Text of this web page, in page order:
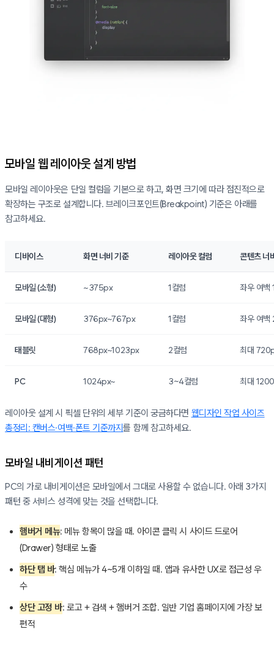
모바일 웹 레이아웃 설계 방법
모바일 레이아웃은 단일 컬럼을 기본으로 하고, 화면 크기에 따라 점진적으로
확장하는 구조로 설계합니다. 브레이크포인트(Breakpoint) 기준은 아래를
참고하세요.
디바이스 화면 너비 기준 레이아웃 컬럼 콘텐츠 너
모바일 (소형) ~375px 1컬럼 좌우 여백
모바일 (대형) 376px~767px 1컬럼 좌우 여
태블릿 768px~1023px 2컬럼 최대
PC 1024px~ 3~4컬럼 최대
레이아웃 설계 시 픽셀 단위의 세부 기준이 궁금하다면 웹디자인 작업 사이즈
총정리: 캔버스·여백·폰트 기준까지를 함께 참고하세요.
모바일 내비게이션 패턴
PC의 가로 내비게이션은 모바일에서 그대로 사용할 수 없습니다. 아래 3가지
패턴 중 서비스 성격에 맞는 것을 선택합니다.
햄버거 메뉴: 메뉴 항목이 많을 때. 아이콘 클릭 시 사이드 드로어
(Drawer) 형태로 노출
하단 탭 바: 핵심 메뉴가 4~5개 이하일 때. 앱과 유사한 UX로 접근성 우
수
상단 고정 바: 로고 + 검색 + 햄버거 조합. 일반 기업 홈페이지에 가장 보
편적